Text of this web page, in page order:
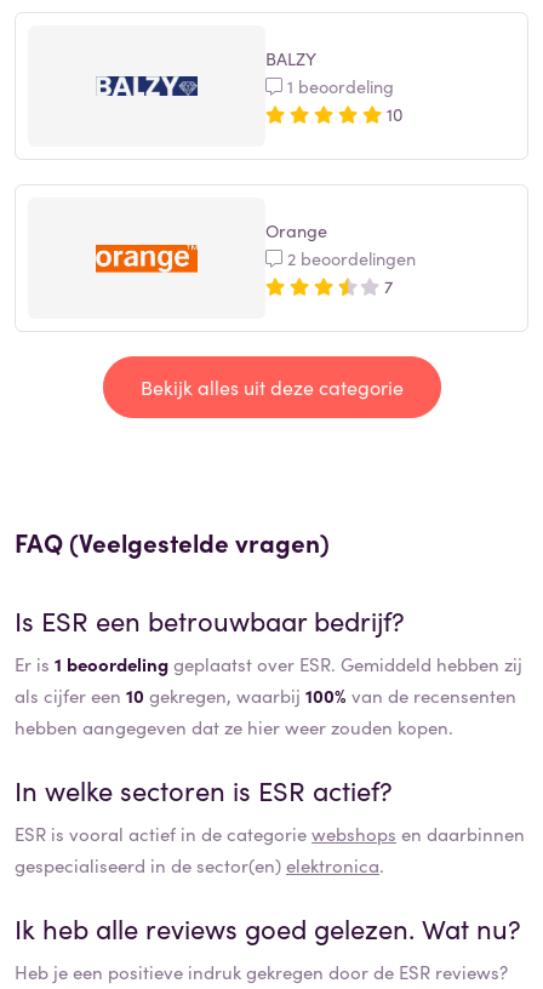
BALZY
1 beoordeling
10
Orange
2 beoordelingen
7
Bekijk alles uit deze categorie
FAQ (Veelgestelde vragen)
Is ESR een betrouwbaar bedrijf?
Er is 1 beoordelinggeplaatst over ESR. Gemiddeld hebben zij
als cijfer een 10 gekregen, waarbij 100% van de recensenten
hebben aangegeven dat ze hier weer zouden kopen.
In welke sectoren is ESR actief?
ESR is vooral actief in de categoriewebshops en daarbinnen
gespecialiseerd in de sector(en)elektronica.
Ik heb alle reviews goed gelezen. Wat nu?
Heb je een positieve indruk gekregen door de ESR reviews?